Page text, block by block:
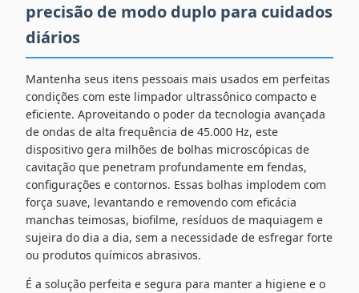
precisão de modo duplo para cuidados
diários
Mantenha seus itens pessoais mais usados ​​em perfeitas
condições com este limpador ultrassônico compacto e
eficiente. Aproveitando o poder da tecnologia avançada
de ondas de alta frequência de 45.000 Hz, este
dispositivo gera milhões de bolhas microscópicas de
cavitação que penetram profundamente em fendas,
configurações e contornos. Essas bolhas implodem com
força suave, levantando e removendo com eficácia
manchas teimosas, biofilme, resíduos de maquiagem e
sujeira do dia a dia, sem a necessidade de esfregar forte
ou produtos químicos abrasivos.
É a solução perfeita e segura para manter a higiene e o